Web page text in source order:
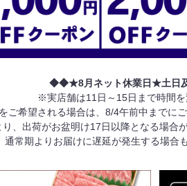
◆◆★8月ネット休業日★土日
※実店舗は11日～15日まで時間
ご希望される場合は、8/4午前中までに
、出荷がお盆明け17日以降となる場合
常期よりお届けに遅延が発生する場合